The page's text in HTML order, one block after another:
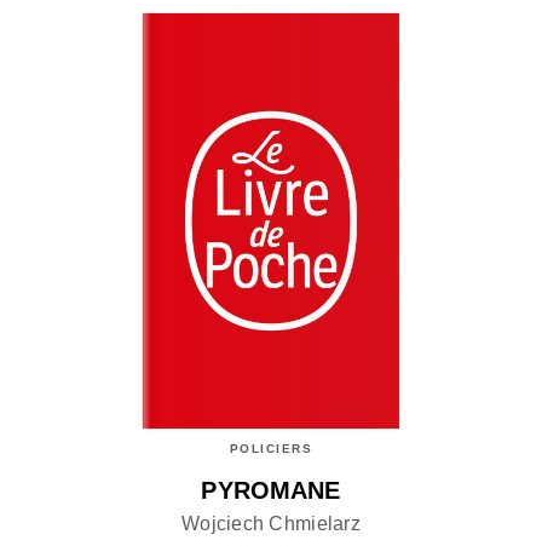
POLICIERS
PYROMANE
Wojciech Chmielarz